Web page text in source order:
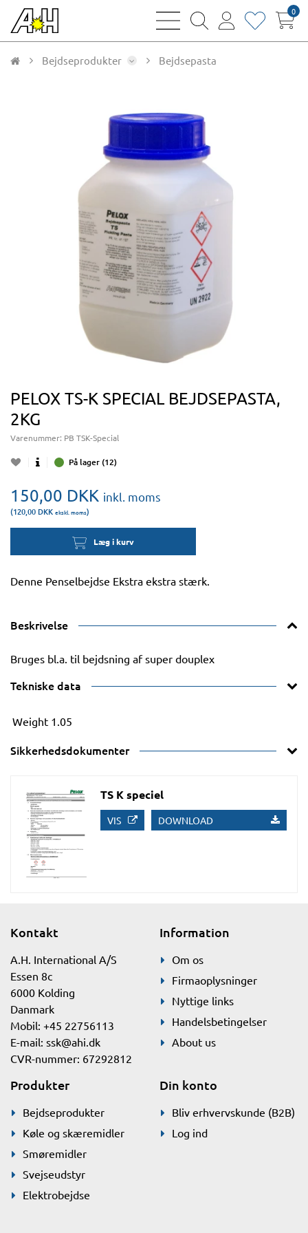
bars
magnifying
user
heart0
Bejdseprodukter Bejdsepasta
PELOX TS-K SPECIAL BEJDSEPASTA,
2KG
Varenummer: PB TSK-Special
På lager (12)
150,00 DKK inkl. moms
(120,00 DKK ekskl. moms)
Læg i kurv
Denne Penselbejdse Ekstra ekstra stærk.
Beskrivelse
Bruges bl.a. til bejdsning af super douplex
Tekniske data
Weight 1.05
Sikkerhedsdokumenter
TS K speciel
VIS DOWNLOAD
Kontakt
A.H. International A/S
Essen 8c
6000 Kolding
Danmark
Mobil: +45 22756113
E-mail: ssk@ahi.dk
CVR-nummer: 67292812
Information
Om os
Firmaoplysninger
Nyttige links
Handelsbetingelser
About us
Produkter
Bejdseprodukter
Køle og skæremidler
Smøremidler
Svejseudstyr
Elektrobejdse
Din konto
Bliv erhvervskunde (B2B)
Log ind